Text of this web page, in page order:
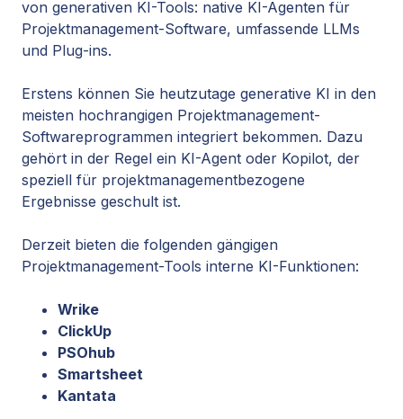
von generativen KI-Tools: native KI-Agenten für
Projektmanagement-Software, umfassende LLMs
und Plug-ins.
Erstens können Sie heutzutage generative KI in den
meisten hochrangigen Projektmanagement-
Softwareprogrammen integriert bekommen. Dazu
gehört in der Regel ein KI-Agent oder Kopilot, der
speziell für projektmanagementbezogene
Ergebnisse geschult ist.
Derzeit bieten die folgenden gängigen
Projektmanagement-Tools interne KI-Funktionen:
Wrike
ClickUp
PSOhub
Smartsheet
Kantata